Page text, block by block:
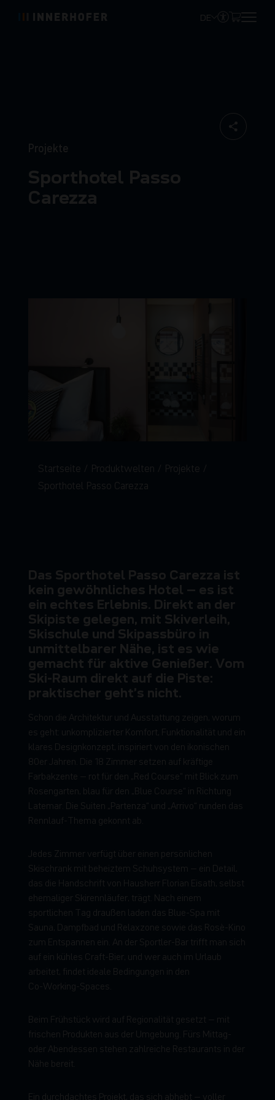
DE
Projekte
Sporthotel Passo
Carezza
Startseite Produktwelten
Projekte
Sporthotel Passo Carezza
Das Sporthotel Passo Carezza ist
kein gewöhnliches Hotel – es ist
ein echtes Erlebnis. Direkt an der
Skipiste gelegen, mit Skiverleih,
Skischule undSkipassbüro in
unmittelbarer Nähe, ist es wie
gemacht für aktive Genießer. Vom
Ski-Raum direkt auf die Piste:
praktischer geht’s nicht.
S c h o n d ie Arc h ite ktu ru n d Au s s tattu n g ze ig e n wo ru m
e s g e h t u n ko m p lizie rte rK o m fo rt Fu n ktio n alität u n d e in
klare s D e s ig n ko n ze p t in s p irie rt o n d e n iko n is c h e n
80 e r Jah re n D ie 18 Zim m e rs e tze n au f kräftig e
Farb ak ze n te – ro t fü rd e n R e d C o u rs e “ m it Blic k zu m
R o s e n g arte n b lau fü rd e n Blu e C o u rs e “ in R ic h tu n g
L ate m ar D ie S u ite n P arte n za“ u n d Arri o “ ru n d e n d as
R e n n lau f-Th e m a g e ko n n t ab
Je d e s Zim m e r e rfü g t ü b e re in e n p e rs ö n lic h e n
S kis c h ran k m it b e h e izte m S c h u h s s te m – e in D e tail
d as d ie Han d s c h rift o n Hau s h e rrFlo rian Eis ath s e lb s t
e h e m alig e rS kire n n läu fe r träg t N ac h e in e m
s p o rtlic h e n Tag d rau ß e n lad e n d as Blu e -S p a m it
S au n a D am p fb ad u n d R e la zo n e s o wie d as R o s è -K in o
zu m En ts p an n e n e in An d e rS p o rtle r-Bartrifft m an s ic h
au f e in kü h le s C raft-Bie r u n d we rau c h im U rlau b
arb e ite t fin d e t id e ale Be d in g u n g e n in d e n
C o -W o rkin g -S p ac e s
Be im Frü h s tü c k wird au f R e g io n alität g e s e tzt – m it
fris c h e n P ro d u kte n au s d e rU m g e b u n g Fü rs Mittag -
o d e rAb e n d e s s e n s te h e n zah lre ic h e R e s tau ran ts in d e r
N äh e b e re it
Ein d u rc h d ac h te s P ro je kt d as s ic h ab h e b t – o lle r